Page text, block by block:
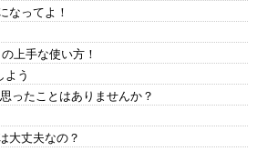
なってよ！
上手な使い方！
よう
ったことはありませんか？
大丈夫なの？